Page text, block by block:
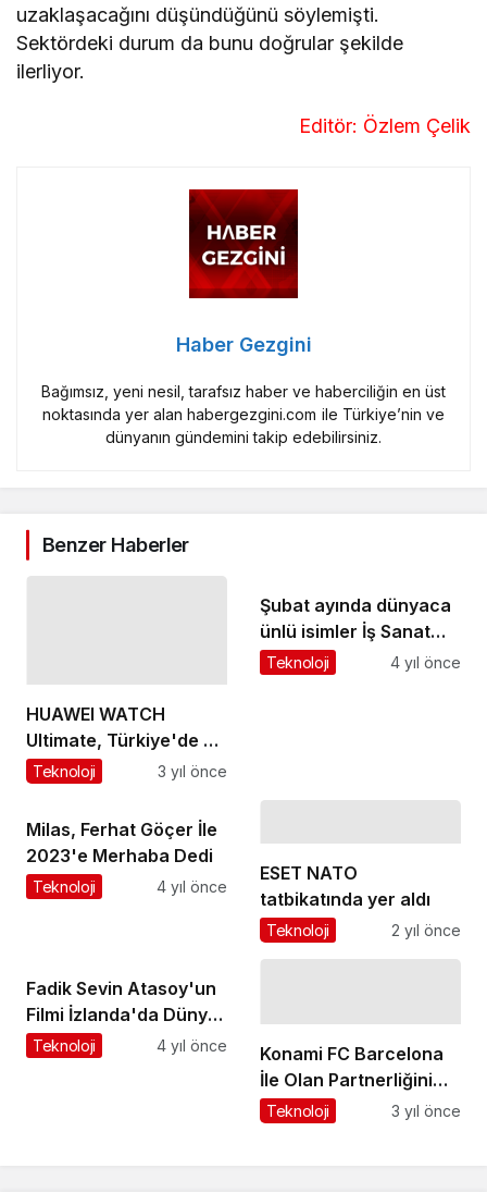
uzaklaşacağını düşündüğünü söylemişti.
Sektördeki durum da bunu doğrular şekilde
ilerliyor.
Editör: Özlem Çelik
Haber Gezgini
Bağımsız, yeni nesil, tarafsız haber ve haberciliğin en üst
noktasında yer alan habergezgini.com ile Türkiye’nin ve
dünyanın gündemini takip edebilirsiniz.
Benzer Haberler
HUAWEI WATCH
Ultimate, Türkiye'de en
hızlı yükselen amiral
Teknoloji 3 yıl önce
Şubat ayında dünyaca
ünlü isimler İş Sanat
sahnesinde
Teknoloji 4 yıl önce
Milas, Ferhat Göçer İle
2023'e Merhaba Dedi
Teknoloji 4 yıl önce
ESET NATO
tatbikatında yer aldı
Teknoloji 2 yıl önce
Fadik Sevin Atasoy'un
Filmi İzlanda'da Dünya
Prömiyeri Yapıyor
Teknoloji 4 yıl önce
Konami FC Barcelona
İle Olan Partnerliğini
Yeniledi
Teknoloji 3 yıl önce